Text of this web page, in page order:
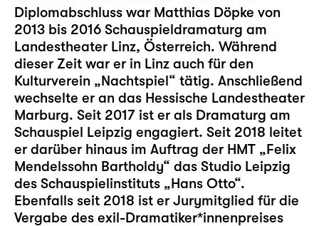
Diplomabschluss war Matthias Döpke von
2013 bis 2016 Schauspieldramaturg am
Landestheater Linz, Österreich. Während
dieser Zeit war er in Linz auch für den
Kulturverein „Nachtspiel“ tätig. Anschließend
wechselte er an das Hessische Landestheater
Marburg. Seit 2017 ist er als Dramaturg am
Schauspiel Leipzig engagiert. Seit 2018 leitet
er darüber hinaus im Auftrag der HMT „Felix
Mendelssohn Bartholdy“ das Studio Leipzig
des Schauspielinstituts „Hans Otto“.
Ebenfalls seit 2018 ist er Jurymitglied für die
Vergabe des exil-Dramatiker*innenpreises